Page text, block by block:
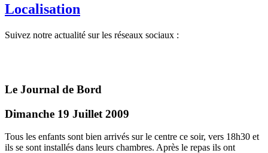
Localisation
Suivez notre actualité sur les réseaux sociaux :
Le Journal de Bord
Dimanche 19 Juillet 2009
Tous les enfants sont bien arrivés sur le centre ce soir, vers 18h30 et
ils se sont installés dans leurs chambres. Après le repas ils ont